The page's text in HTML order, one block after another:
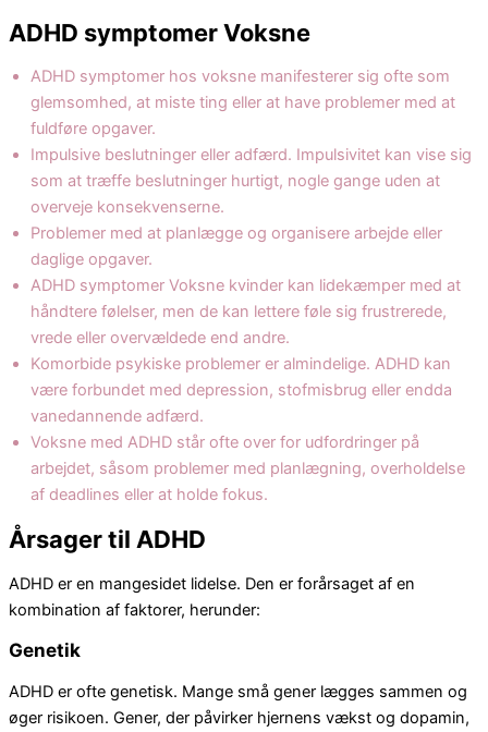
ADHD symptomer Voksne
ADHD symptomer hos voksne manifesterer sig ofte som
glemsomhed, at miste ting eller at have problemer med at
fuldføre opgaver.
Impulsive beslutninger eller adfærd. Impulsivitet kan vise sig
som at træffe beslutninger hurtigt, nogle gange uden at
overveje konsekvenserne.
Problemer med at planlægge og organisere arbejde eller
daglige opgaver.
ADHD symptomer Voksne kvinder kan lidekæmper med at
håndtere følelser, men de kan lettere føle sig frustrerede,
vrede eller overvældede end andre.
Komorbide psykiske problemer er almindelige. ADHD kan
være forbundet med depression, stofmisbrug eller endda
vanedannende adfærd.
Voksne med ADHD står ofte over for udfordringer på
arbejdet, såsom problemer med planlægning, overholdelse
af deadlines eller at holde fokus.
Årsager til ADHD
ADHD er en mangesidet lidelse. Den er forårsaget af en
kombination af faktorer, herunder:
Genetik
ADHD er ofte genetisk. Mange små gener lægges sammen og
øger risikoen. Gener, der påvirker hjernens vækst og dopamin,